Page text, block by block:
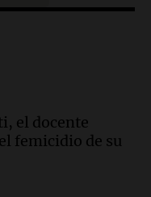
argentino:
propiedad
el docente
femicidio de su